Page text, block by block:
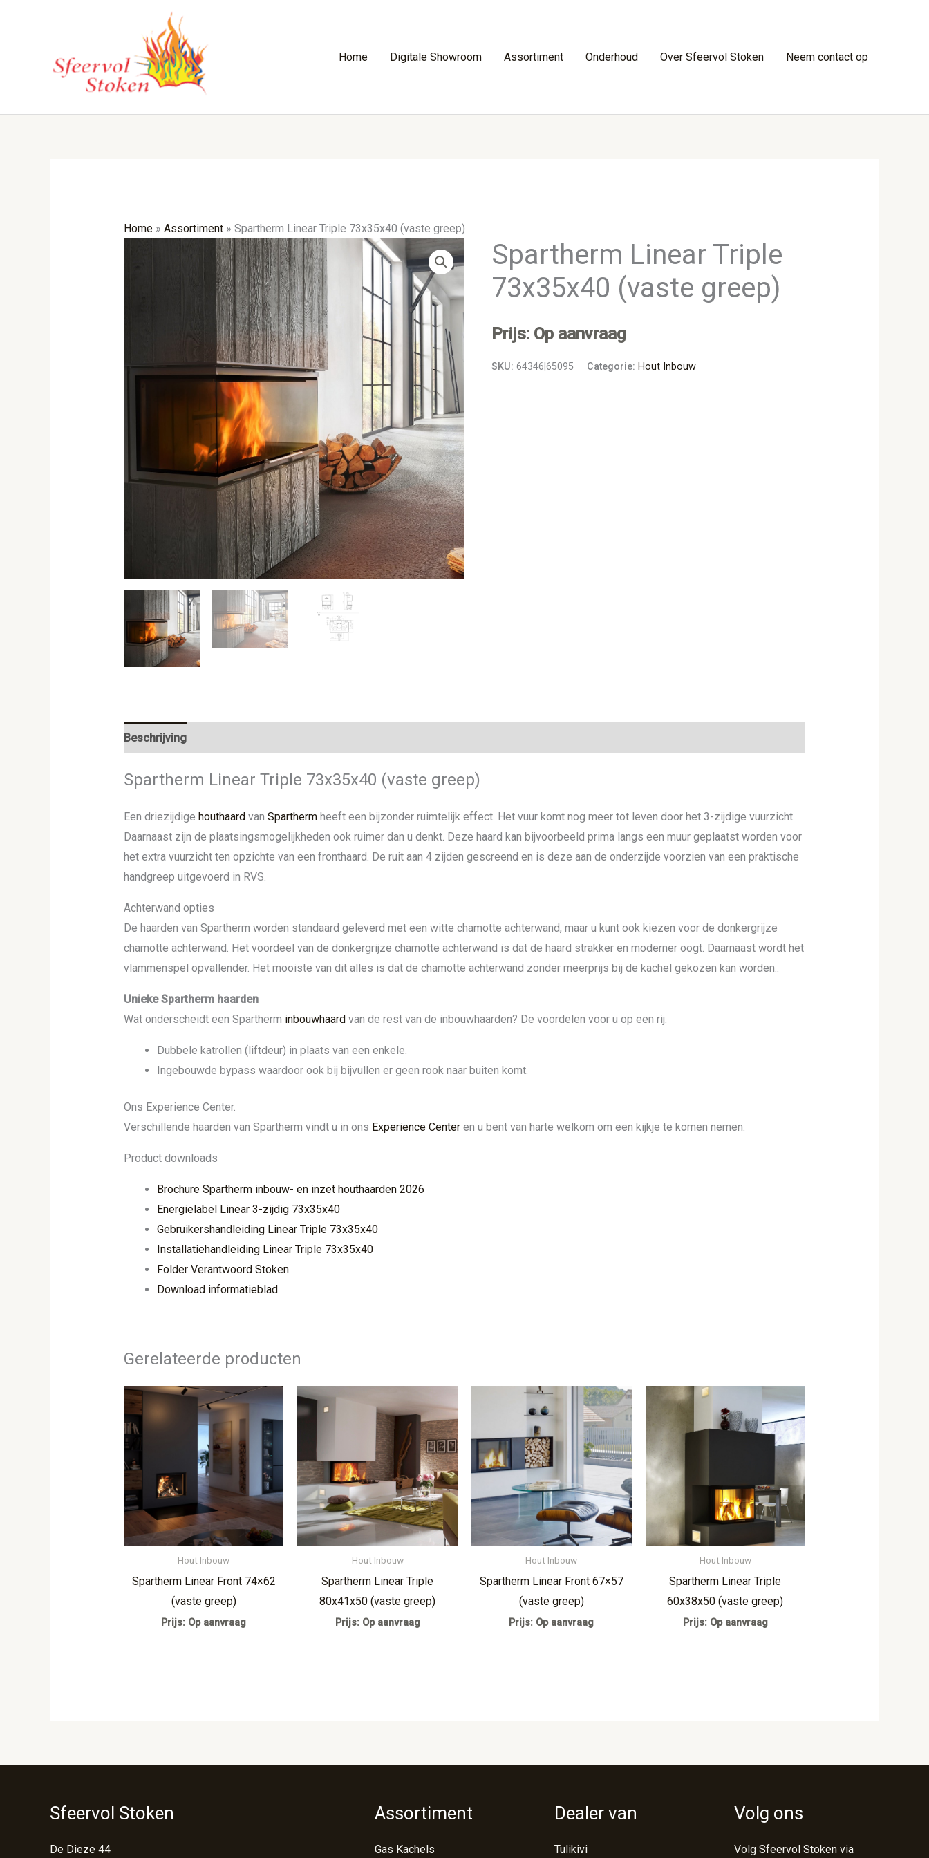
Home Digitale Showroom Assortiment Onderhoud Over Sfeervol Stoken Neem contact op
Home» Assortiment» Spartherm Linear Triple 73x35x40 (vaste greep)
Spartherm Linear Triple
73x35x40 (vaste greep)
Prijs: Op aanvraag
SKU:64346|65095 Categorie: Hout Inbouw
Beschrijving
Spartherm Linear Triple 73x35x40 (vaste greep)
Een driezijdige houthaard van Sparthermheeft een bijzonder ruimtelijk effect. Het vuur komt nog meer tot leven door het 3-zijdige vuurzicht.
Daarnaast zijn de plaatsingsmogelijkheden ook ruimer dan u denkt. Deze haard kan bijvoorbeeld prima langs een muur geplaatst worden voor
het extra vuurzicht ten opzichte van een fronthaard. De ruit aan 4 zijden gescreend en is deze aan de onderzijde voorzien van een praktische
handgreep uitgevoerd in RVS.
Achterwand opties
De haarden van Spartherm worden standaard geleverd met een witte chamotte achterwand, maar u kunt ook kiezen voor de donkergrijze
chamotte achterwand. Het voordeel van de donkergrijze chamotte achterwand is dat de haard strakker en moderner oogt. Daarnaast wordt het
vlammenspel opvallender. Het mooiste van dit alles is dat de chamotte achterwand zonder meerprijs bij de kachel gekozen kan worden..
Unieke Spartherm haarden
Wat onderscheidt een Spartherm inbouwhaard van de rest van de inbouwhaarden? De voordelen voor u op een rij:
Dubbele katrollen (liftdeur) in plaats van een enkele.
Ingebouwde bypass waardoor ook bij bijvullen er geen rook naar buiten komt.
Ons Experience Center.
Verschillende haarden van Spartherm vindt u in ons Experience Centeren u bent van harte welkom om een kijkje te komen nemen.
Product downloads
Brochure Spartherm inbouw- en inzet houthaarden 2026
Energielabel Linear 3-zijdig 73x35x40
Gebruikershandleiding Linear Triple 73x35x40
Installatiehandleiding Linear Triple 73x35x40
Folder Verantwoord Stoken
Download informatieblad
Gerelateerde producten
Hout Inbouw
Spartherm Linear Front 74×62
(vaste greep)
Prijs: Op aanvraag
Hout Inbouw
Spartherm Linear Triple
80x41x50 (vaste greep)
Prijs: Op aanvraag
Hout Inbouw
Spartherm Linear Front 67×57
(vaste greep)
Prijs: Op aanvraag
Hout Inbouw
Spartherm Linear Triple
60x38x50 (vaste greep)
Prijs: Op aanvraag
Sfeervol Stoken
De Dieze 44
Assortiment
Gas Kachels
Dealer van
Tulikivi
Volg ons
Volg Sfeervol Stoken via